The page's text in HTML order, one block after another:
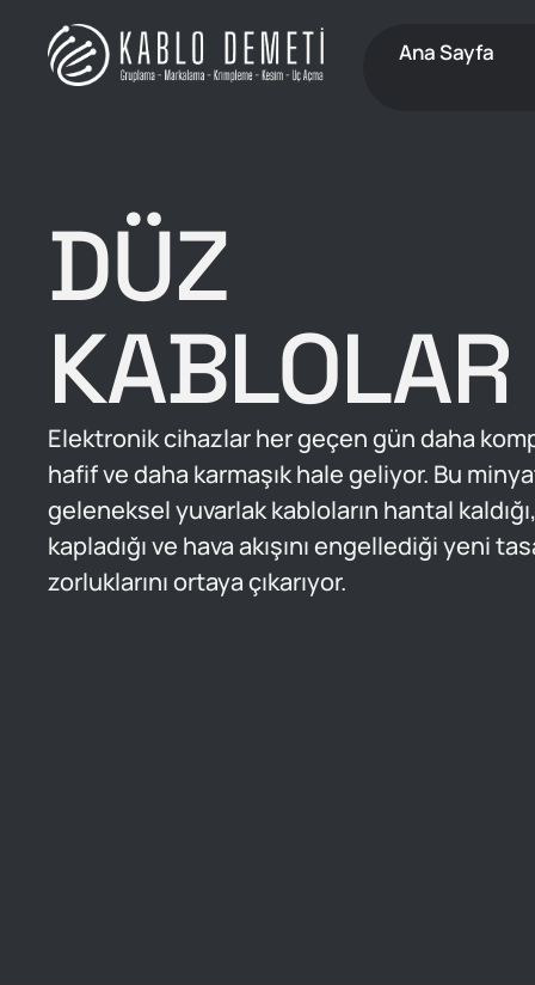
Ana Sayfa
DÜZ
KABLOLAR
Elektronik cihazlar her geçen gün daha
hafif ve daha karmaşık hale geliyor. Bu
geleneksel yuvarlak kabloların hantal
kapladığı ve hava akışını engellediği yeni
zorluklarını ortaya çıkarıyor.